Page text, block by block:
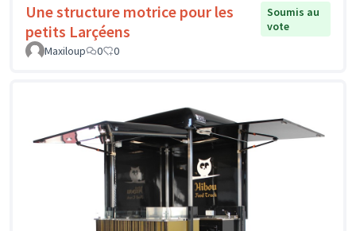
Une structure motrice pour les
petits Larçéens
Soumis au
vote
Maxiloup
0 0